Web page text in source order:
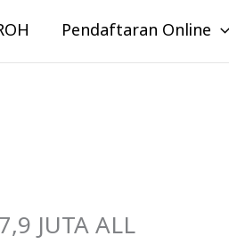
Pendaftaran Online
JUTA ALL